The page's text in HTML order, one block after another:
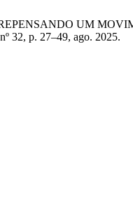
UM
32, p. 27–49, ago. 2025.